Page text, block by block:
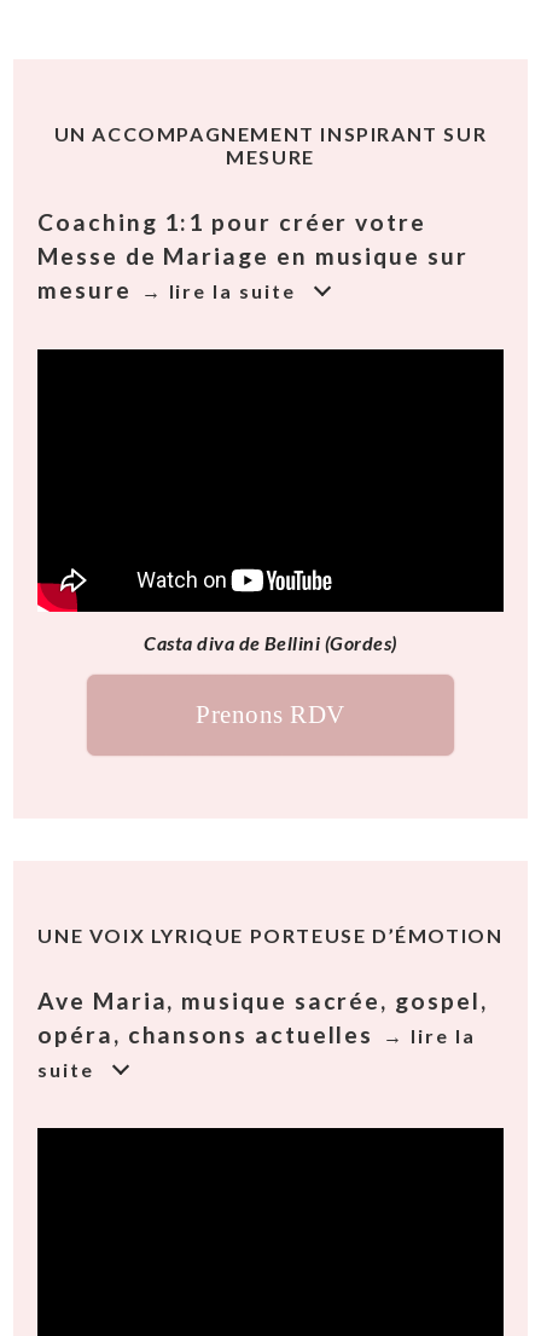
UN ACCOMPAGNEMENT INSPIRANT SUR
MESURE
Coaching 1:1 pour créer votre
Messe de Mariage en musique sur
mesure
Casta diva de Bellini (Gordes)
Prenons RDV
UNE VOIX LYRIQUE PORTEUSE D’ÉMOTION
Ave Maria, musique sacrée, gospel,
opéra, chansons actuelles